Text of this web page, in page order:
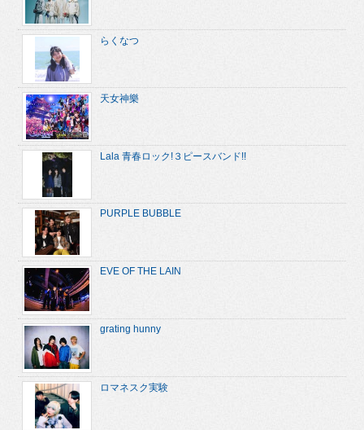
らくなつ
天女神樂
Lala 青春ロック!３ピースバンド!!
PURPLE BUBBLE
EVE OF THE LAIN
grating hunny
ロマネスク実験